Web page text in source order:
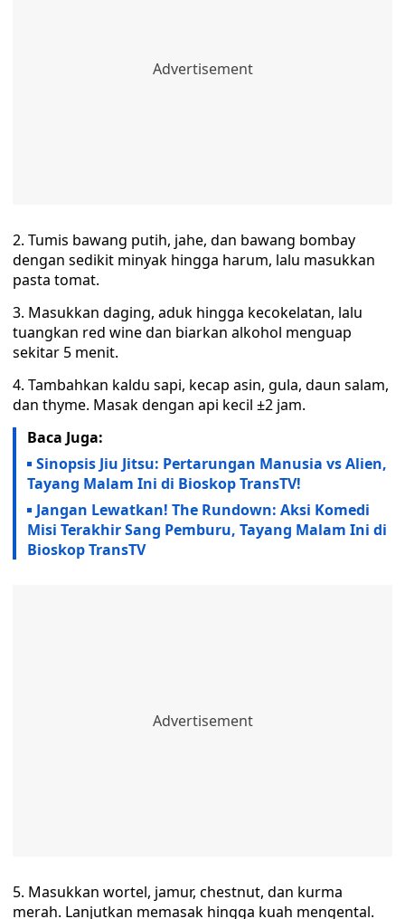
2. Tumis bawang putih, jahe, dan bawang bombay
dengan sedikit minyak hingga harum, lalu masukkan
pasta tomat.
3. Masukkan daging, aduk hingga kecokelatan, lalu
tuangkan red wine dan biarkan alkohol menguap
sekitar 5 menit.
4. Tambahkan kaldu sapi, kecap asin, gula, daun salam,
dan thyme. Masak dengan api kecil ±2 jam.
Baca Juga:
Sinopsis Jiu Jitsu: Pertarungan Manusia vs Alien,
Tayang Malam Ini di Bioskop TransTV!
Jangan Lewatkan! The Rundown: Aksi Komedi
Misi Terakhir Sang Pemburu, Tayang Malam Ini di
Bioskop TransTV
5. Masukkan wortel, jamur, chestnut, dan kurma
merah. Lanjutkan memasak hingga kuah mengental.